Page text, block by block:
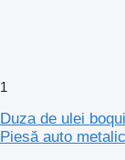
1
Duza de ulei
Piesă auto